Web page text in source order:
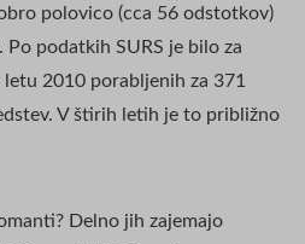
polovico (cca 56 odstotkov)
podatkih SURS je bilo za
2010 porabljenih za 371
V štirih letih je to približno
Delno jih zajemajo